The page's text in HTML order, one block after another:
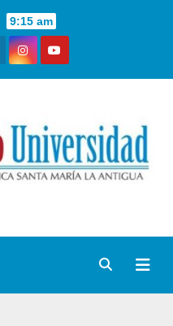
9:15 am